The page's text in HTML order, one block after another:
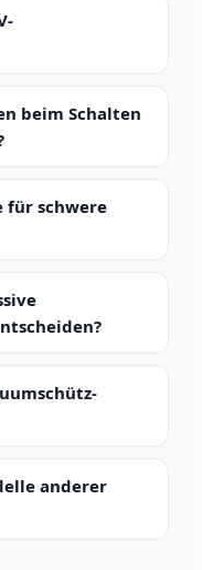
beim Schalten
für schwere
anderer